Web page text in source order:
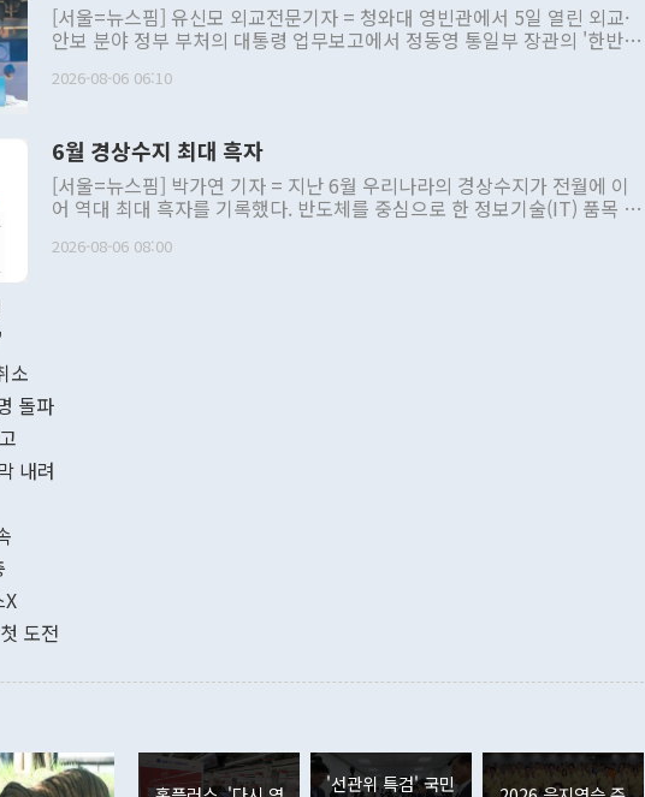
[서울=뉴스핌] 유신모 외교전문기자 = 청와대 영빈관에서 5일 열린 외교·
안보 분야 정부 부처의 대통령 업무보고에서 정동영 통일부 장관의 '한반도
발언 중에는 정부 내 조율을 거치지 않은 사안을 정책으로 추진하겠다고 공
주의적 희망에 근거한 비현실적 구상'이라는 비판을 내놨다. 그동안 정 장
관의 대북 정책 관련 발언이 물의를 빚은 적은 여러 번 있지만 대통령과 유
관 부처 장관이 공개적으로 부정적 입장을 표명한 것은 이례적이다. 정 장
관의 무리한 대북 접근법과 월권을 제어해야 한다는 목소리도 높아지고 있
다. [정동영 통일부 장관이 지난달 23일 오후 서울 종로구 정부서울청사에
무너졌다고도 했다. 또 "현 시점에서 흘러간 선(先)비핵화만 되뇌는 것은
함께 4자 대화의 동력을 확보하기 위해 최선을 다할 것"이라고 말했다. 하
"우리의 선의대로 하는 게 과연 한반도의 평화와 안정에 플러스냐, 결론적
관은 업무보고 사후 브리핑에서 정 장관이 언급한 '4자 회담'에 대해 "이상
이 9월 러시아 블라디보스토크에서 열리는 '동방경제포럼(EEF)'을 언급하
며 "정부 차원에서 (참석을) 검토하고 있다"고 발언한 데 대해서도 조 장관
2026-08-06 06:10
6월 경상수지 최대 흑자
[서울=뉴스핌] 박가연 기자 = 지난 6월 우리나라의 경상수지가 전월에 이
어 역대 최대 흑자를 기록했다. 반도체를 중심으로 한 정보기술(IT) 품목 수
료=한국은행] 한국은행이 6일 발표한 '2026년 6월 국제수지(잠정)'에 따르
며 월간 기준 처음으로 1000억달러를 넘어섰다. 상품수입은 644억8000만
196.9% 급증했고 컴퓨터·주변기기(SSD)는 282.7% 증가했다. IT 품목
수출은 160.4% 늘었으며 비IT 품목도 ▲석유제품(47.5%) ▲화공품
기록했지만 지식재산권사용료수지는 전월 흑자에서 4억4000만달러 적자
로 전환됐다. 본원소득수지는 배당소득을 중심으로 32억7000만달러 흑자
는 배당수입이 늘어난 데다 전월 분기배당에 따른 기저효과로 배당지급이
였던 올해 3월(369억9000만달러)을 넘어선 것이다. 직접투자에서는 내국
인의 해외투자가 80억1000만달러, 외국인의 국내투자가 46억3000만달러
2026-08-06 08:00
소
돌파
내려
X
도전
'선관위 특검' 국민